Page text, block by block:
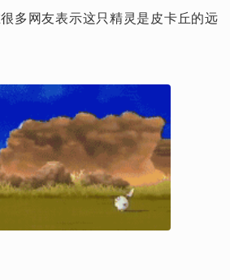
多网友表示这只精灵是皮卡丘的远